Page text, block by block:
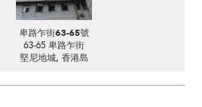
卑路乍街63-65號
63-65 卑路乍街
堅尼地城, 香港島